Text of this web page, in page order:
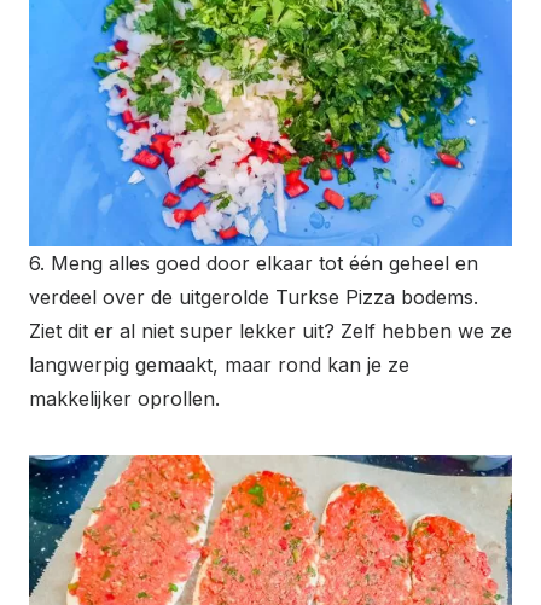
6. Meng alles goed door elkaar tot één geheel en
verdeel over de uitgerolde Turkse Pizza bodems.
Ziet dit er al niet super lekker uit? Zelf hebben we ze
langwerpig gemaakt, maar rond kan je ze
makkelijker oprollen.